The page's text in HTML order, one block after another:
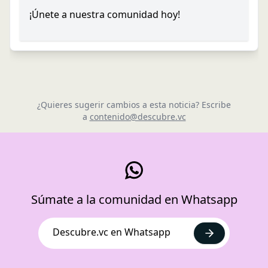
¡Únete a nuestra comunidad hoy!
¿Quieres sugerir cambios a esta noticia? Escribe
a contenido@descubre.vc
Súmate a la comunidad en Whatsapp
Descubre.vc en Whatsapp